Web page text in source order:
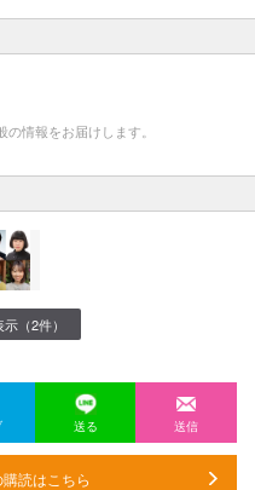
情報をお届けします。
（2件）
送る 送信
読はこちら